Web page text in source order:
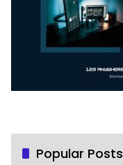
Popular Posts